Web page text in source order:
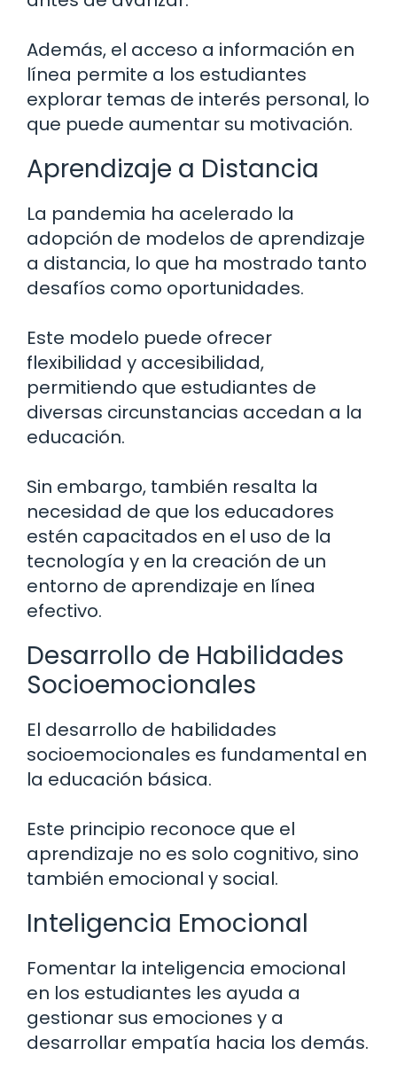
Además, el acceso a información en
línea permite a los estudiantes
explorar temas de interés personal, lo
que puede aumentar su motivación.
Aprendizaje a Distancia
La pandemia ha acelerado la
adopción de modelos de aprendizaje
a distancia, lo que ha mostrado tanto
desafíos como oportunidades.
Este modelo puede ofrecer
flexibilidad y accesibilidad,
permitiendo que estudiantes de
diversas circunstancias accedan a la
educación.
Sin embargo, también resalta la
necesidad de que los educadores
estén capacitados en el uso de la
tecnología y en la creación de un
entorno de aprendizaje en línea
efectivo.
Desarrollo de Habilidades
Socioemocionales
El desarrollo de habilidades
socioemocionales es fundamental en
la educación básica.
Este principio reconoce que el
aprendizaje no es solo cognitivo, sino
también emocional y social.
Inteligencia Emocional
Fomentar la inteligencia emocional
en los estudiantes les ayuda a
gestionar sus emociones y a
desarrollar empatía hacia los demás.